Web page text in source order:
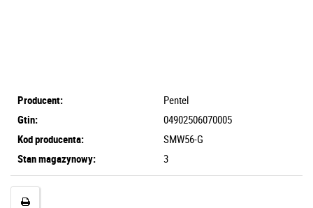
Producent:
Pentel
Gtin:
04902506070005
Kod producenta:
SMW56-G
Stan magazynowy:
3